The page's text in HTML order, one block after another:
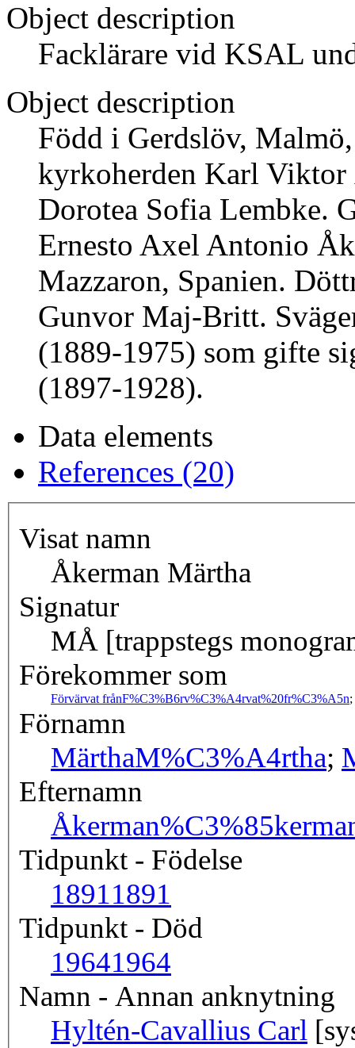
Object description
Facklärare vid KSAL
Object description
Född i Gerdslöv,
kyrkoherden Karl Viktor
Dorotea Sofia Lembke.
Ernesto Axel Antonio
Mazzaron, Spanien.
Gunvor Maj-Britt.
(1889-1975) som gifte
(1897-1928).
Data elements
References (20)
Visat namn
Åkerman Märtha
Signatur
MÅ [trappstegs
Förekommer som
Förvärvat frånF%C3%B6rv%C3%A4rvat%20fr%C3%A5n;
Förnamn
MärthaM%C3%A4rtha;
Efternamn
Åkerman
Tidpunkt - Födelse
18911891
Tidpunkt - Död
19641964
Namn - Annan anknytning
Hyltén-Cavallius Carl